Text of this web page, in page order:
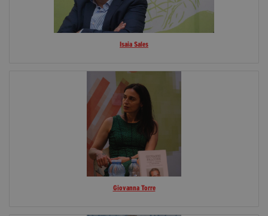
Isaia Sales
Giovanna Torre